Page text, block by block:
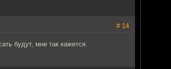
# 14
будут, мне так кажется.